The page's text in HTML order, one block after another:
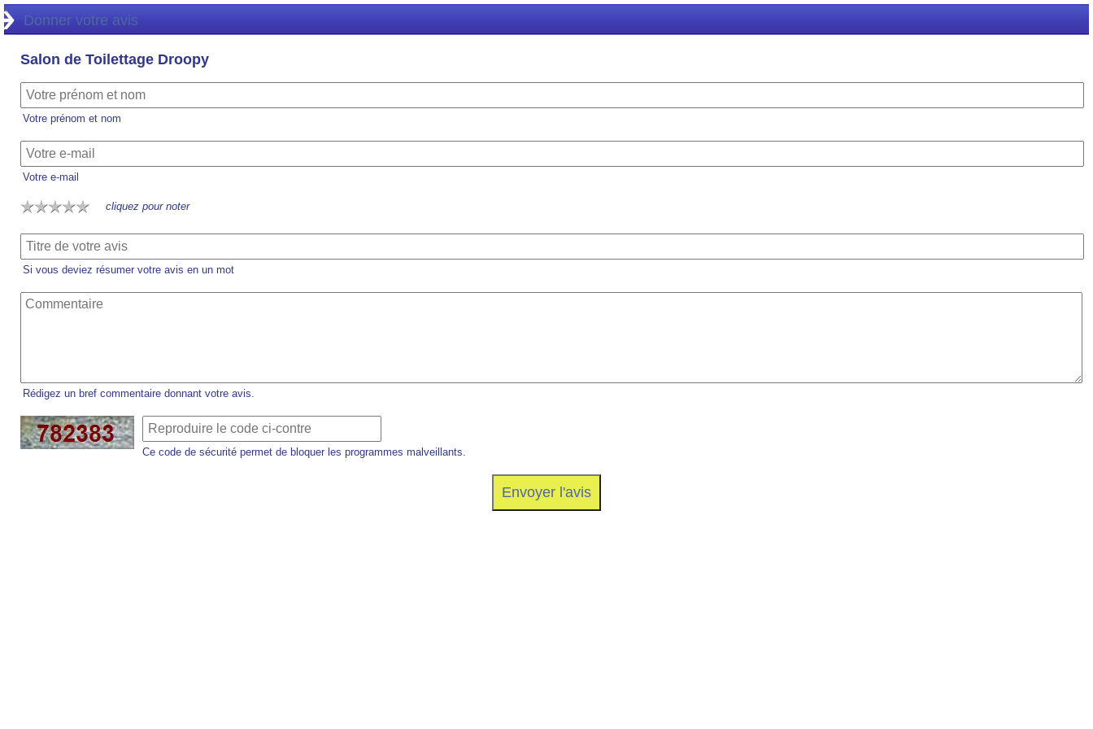
Donner votre avis
Salon de Toilettage Droopy
Votre prénom et nom
Votre e-mail
cliquez pour noter
Si vous deviez résumer votre avis en un mot
Rédigez un bref commentaire donnant votre avis.
Ce code de sécurité permet de bloquer les programmes malveillants.